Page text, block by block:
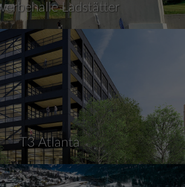
Ladstätter
T3 Atlanta